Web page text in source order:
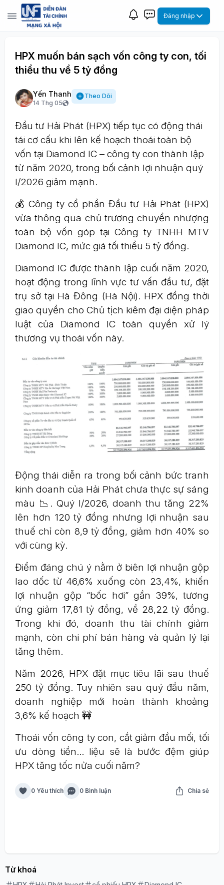
Đăng nhập
HPX muốn bán sạch vốn công ty con, tối
thiểu thu về 5 tỷ đồng
Yến Thanh
14 Thg 05
Theo Dõi
Đầu tư Hải Phát (HPX) tiếp tục có động thái
tái cơ cấu khi lên kế hoạch thoái toàn bộ
vốn tại Diamond IC – công ty con thành lập
từ năm 2020, trong bối cảnh lợi nhuận quý
I/2026 giảm mạnh.
💰 Công ty cổ phần Đầu tư Hải Phát (HPX)
vừa thông qua chủ trương chuyển nhượng
toàn bộ vốn góp tại Công ty TNHH MTV
Diamond IC, mức giá tối thiểu 5 tỷ đồng.
Diamond IC được thành lập cuối năm 2020,
hoạt động trong lĩnh vực tư vấn đầu tư, đặt
trụ sở tại Hà Đông (Hà Nội). HPX đồng thời
giao quyền cho Chủ tịch kiêm đại diện pháp
luật của Diamond IC toàn quyền xử lý
thương vụ thoái vốn này.
Động thái diễn ra trong bối cảnh bức tranh
kinh doanh của Hải Phát chưa thực sự sáng
màu 📉. Quý I/2026, doanh thu tăng 22%
lên hơn 120 tỷ đồng nhưng lợi nhuận sau
thuế chỉ còn 8,9 tỷ đồng, giảm hơn 40% so
với cùng kỳ.
Điểm đáng chú ý nằm ở biên lợi nhuận gộp
lao dốc từ 46,6% xuống còn 23,4%, khiến
lợi nhuận gộp “bốc hơi” gần 39%, tương
ứng giảm 17,81 tỷ đồng, về 28,22 tỷ đồng.
Trong khi đó, doanh thu tài chính giảm
mạnh, còn chi phí bán hàng và quản lý lại
tăng thêm.
Năm 2026, HPX đặt mục tiêu lãi sau thuế
250 tỷ đồng. Tuy nhiên sau quý đầu năm,
doanh nghiệp mới hoàn thành khoảng
3,6% kế hoạch 🚧
Thoái vốn công ty con, cắt giảm đầu mối, tối
ưu dòng tiền… liệu sẽ là bước đệm giúp
HPX tăng tốc nửa cuối năm?
0 Yêu thích 0 Bình luận Chia sẻ
Từ khoá